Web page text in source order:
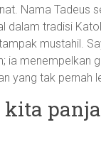
Nama Tadeus
dalam tradisi
mustahil.
ia menempelkan
yang tak pernah
kita